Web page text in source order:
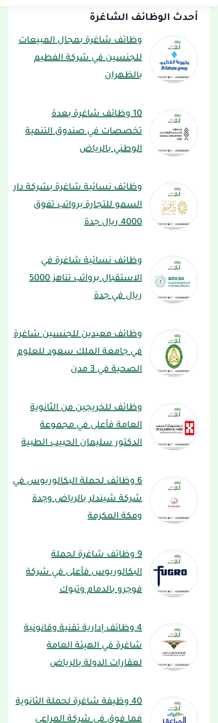
أحدث الوظائف الشاغرة
وظائف شاغرة بمجال المبيعات
للجنسين في شركة الفطيم
بالظهران
10 وظائف شاغرة بعدة
تخصصات في صندوق التنمية
الوطني بالرياض
وظائف نسائية شاغرة بشركة دار
السمو للتجارة برواتب تفوق
4000 ريال جدة
وظائف نسائية شاغرة في
الاستقبال برواتب تناهز 5000
ريال في جدة
وظائف معيدين للجنسين شاغرة
في جامعة الملك سعود للعلوم
الصحية في 3 مدن
وظائف للخريجين من الثانوية
العامة فأعلى في مجموعة
الدكتور سليمان الحبيب الطبية
6 وظائف لحملة البكالوريوس في
شركة شيندلر بالرياض وجدة
ومكة المكرمة
9 وظائف شاغرة لحملة
البكالوريوس فأعلى في شركة
فوجرو بالدمام وتبوك
4 وظائف إدارية تقنية وقانونية
شاغرة في الهيئة العامة
لعقارات الدولة بالرياض
40 وظيفة شاغرة لحملة الثانوية
فما فوق في شركة المراعي